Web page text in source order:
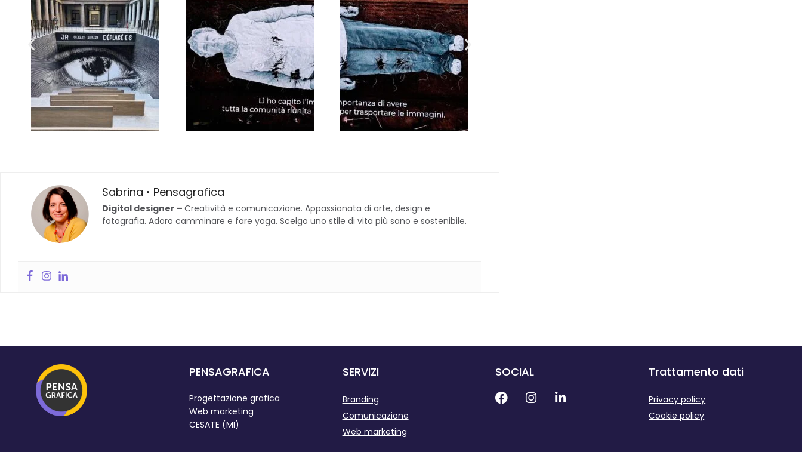
Sabrina • Pensagrafica
Digital designer – Creatività e comunicazione. Appassionata di arte, design e
fotografia. Adoro camminare e fare yoga. Scelgo uno stile di vita più sano e sostenibile.
PENSAGRAFICA
Progettazione grafica
Web marketing
CESATE (MI)
SERVIZI
Branding
Comunicazione
Web marketing
SOCIAL Trattamento dati
Privacy policy
Cookie policy